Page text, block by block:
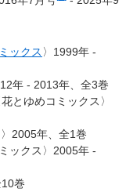
ックス 〉1999年 -
年 - 2013年、全3巻
とゆめコミックス〉
2005年、全1巻
ックス〉2005年 -
巻